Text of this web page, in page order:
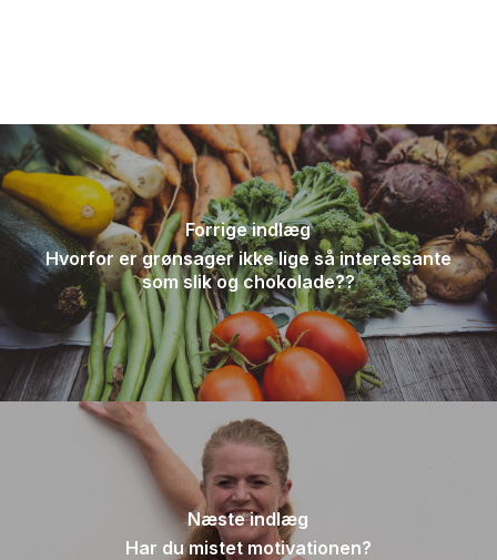
Forrige indlæg
Hvorfor er grønsager ikke lige så interessante
som slik og chokolade??
Næste indlæg
Har du mistet motivationen?